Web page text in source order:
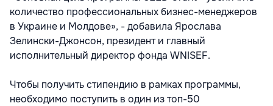
количество профессиональных бизнес-менеджеров
в Украине и Молдове», - добавила Ярослава
Зелински-Джонсон, президент и главный
исполнительный директор фонда WNISEF.
Чтобы получить стипендию в рамках программы,
необходимо поступить в один из топ-50